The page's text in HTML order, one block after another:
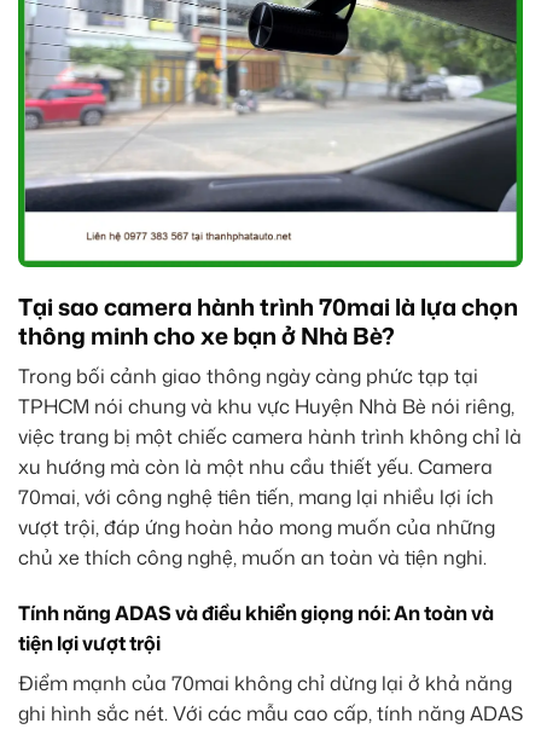
Tại sao camera hành trình 70mai là lựa chọn
thông minh cho xe bạn ở Nhà Bè?
Trong bối cảnh giao thông ngày càng phức tạp tại
TPHCM nói chung và khu vực Huyện Nhà Bè nói riêng,
việc trang bị một chiếc camera hành trình không chỉ là
xu hướng mà còn là một nhu cầu thiết yếu. Camera
70mai, với công nghệ tiên tiến, mang lại nhiều lợi ích
vượt trội, đáp ứng hoàn hảo mong muốn của những
chủ xe thích công nghệ, muốn an toàn và tiện nghi.
Tính năng ADAS và điều khiển giọng nói: An toàn và
tiện lợi vượt trội
Điểm mạnh của 70mai không chỉ dừng lại ở khả năng
ghi hình sắc nét. Với các mẫu cao cấp, tính năng ADAS